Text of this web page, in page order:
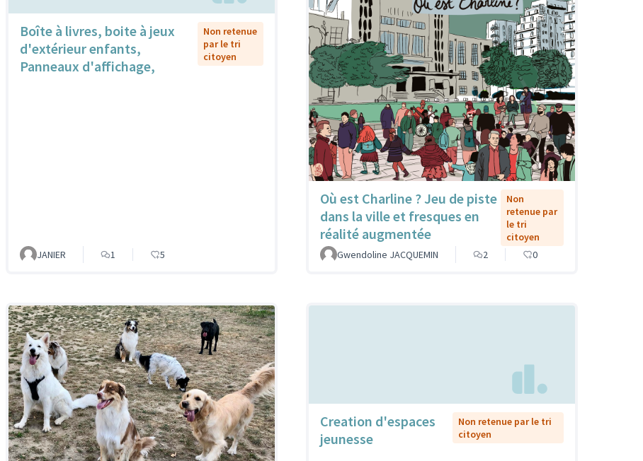
Boîte à livres, boite à jeux
d'extérieur enfants,
Panneaux d'affichage,
Non retenue
par le tri
citoyen
JANIER 1 5
Où est Charline ? Jeu de piste
dans la ville et fresques en
réalité augmentée
Non
retenue par
le tri
citoyen
Gwendoline JACQUEMIN
2 0
Creation d'espaces
jeunesse
Non retenue par le tri
citoyen